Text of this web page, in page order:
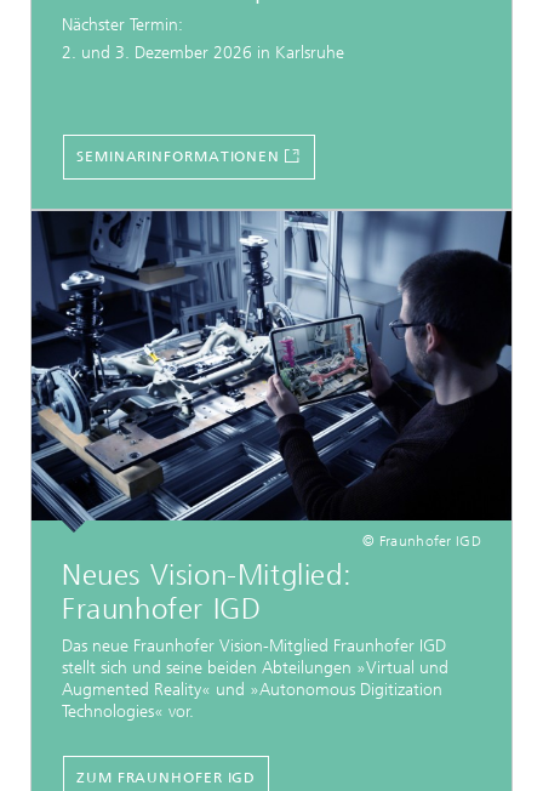
Nächster Termin:
2. und 3. Dezember 2026 in Karlsruhe
SEMINARINFORMATIONEN
© Fraunhofer IGD
Neues Vision-Mitglied:
Fraunhofer IGD
Das neue Fraunhofer Vision-Mitglied Fraunhofer IGD
stellt sich und seine beiden Abteilungen »Virtual und
Augmented Reality« und »Autonomous Digitization
Technologies« vor.
ZUM FRAUNHOFER IGD